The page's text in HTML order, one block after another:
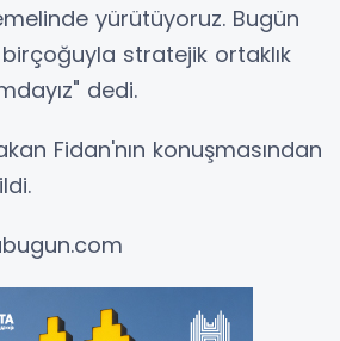
yürütüyoruz. Bugün
stratejik ortaklık
dedi.
Fidan'nın konuşmasından